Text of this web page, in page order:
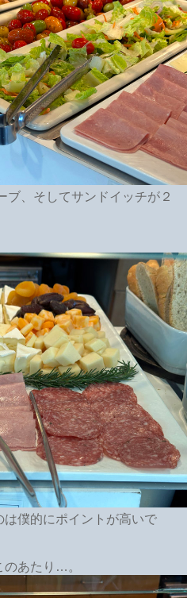
、そしてサンドイッチが２
僕的にポイントが高いで
のあたり…。